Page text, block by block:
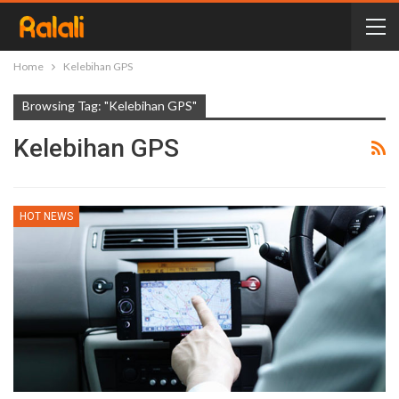
Home Kelebihan GPS
Browsing Tag: "Kelebihan GPS"
Kelebihan GPS
HOT NEWS